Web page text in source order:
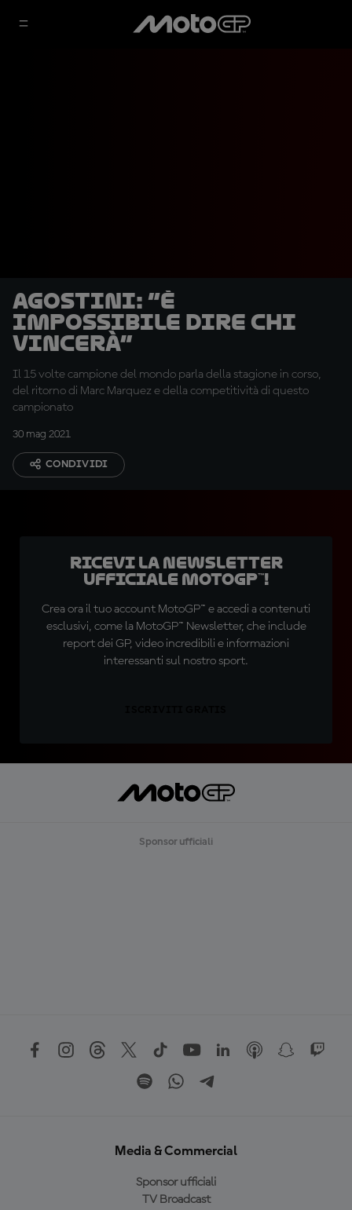
Agostini: “È
impossibile dire chi
vincerà”
Il 15 volte campione del mondo parla della stagione in corso,
del ritorno di Marc Marquez e della competitività di questo
campionato
30 mag 2021
CONDIVIDI
Ricevi la newsletter
ufficiale MotoGP™!
Crea ora il tuo account MotoGP™ e accedi a contenuti
esclusivi, come la MotoGP™ Newsletter, che include
report dei GP, video incredibili e informazioni
interessanti sul nostro sport.
Sponsor ufficiali
Media & Commercial
Sponsor ufficiali
TV Broadcast